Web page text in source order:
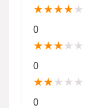
★★★★★
0
★★★★ ★
0
★★★ ★ ★
0